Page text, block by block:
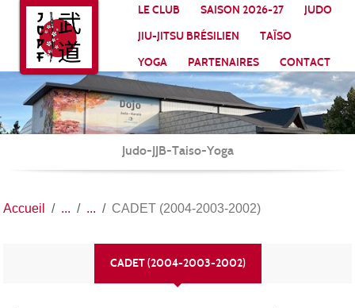
LE CLUB SAISON 2026-27
JUDO
JIU-JITSU BRÉSILIEN
TAÏSO
YOGA
PARTENAIRES CONTACT
Judo-JJB-Taiso-Yoga
Accueil CADET (2004-2003-2002)
CADET (2004-2003-2002)
Panneau de gestion des cookies